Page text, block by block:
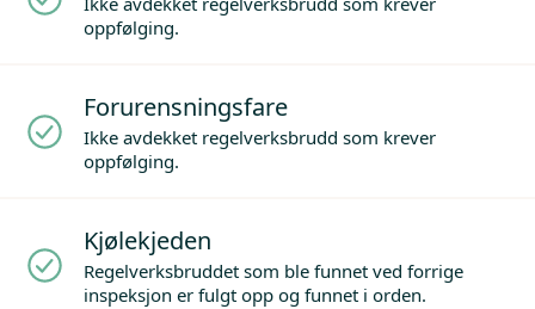
oppfølging.
Forurensningsfare
Ikke avdekket regelverksbrudd som krever
oppfølging.
Kjølekjeden
Regelverksbruddet som ble funnet ved forrige
inspeksjon er fulgt opp og funnet i orden.